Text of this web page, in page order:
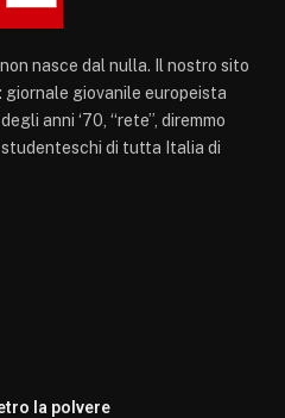
nasce dal nulla. Il nostro sito
giornale giovanile europeista
anni ‘70, “rete”, diremmo
di tutta Italia di
la polvere